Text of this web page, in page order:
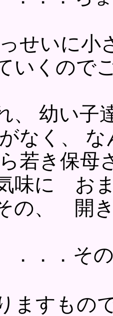
せいに小
いくので
幼い子達
なく、
若き保母
気味に お
、 開き
．その
ますもの